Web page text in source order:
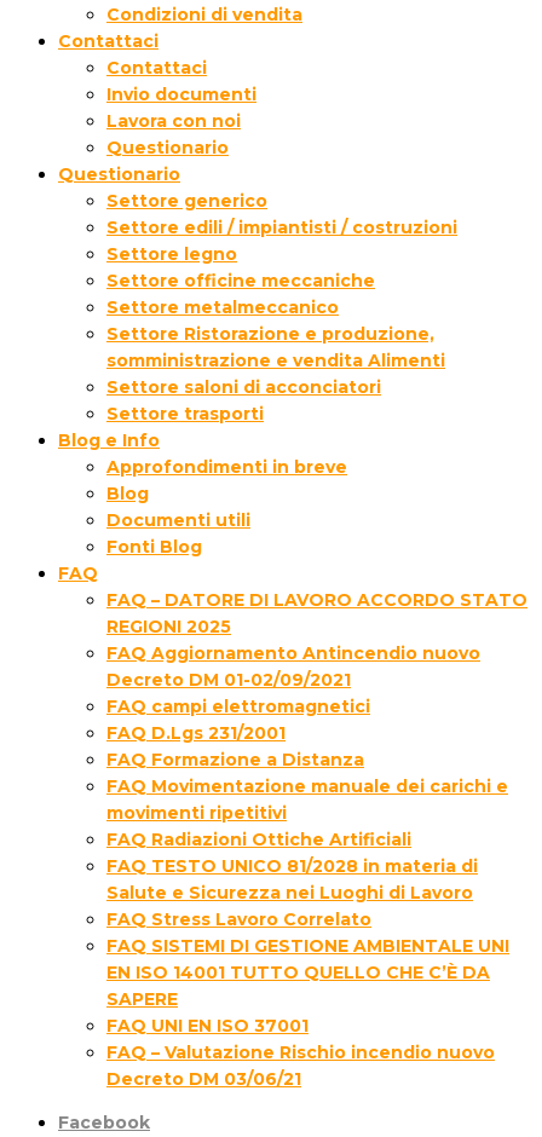
Condizioni di vendita
Contattaci
Contattaci
Invio documenti
Lavora con noi
Questionario
Questionario
Settore generico
Settore edili / impiantisti / costruzioni
Settore legno
Settore officine meccaniche
Settore metalmeccanico
Settore Ristorazione e produzione,
somministrazione e vendita Alimenti
Settore saloni di acconciatori
Settore trasporti
Blog e Info
Approfondimenti in breve
Blog
Documenti utili
Fonti Blog
FAQ
FAQ – DATORE DI LAVORO ACCORDO STATO
REGIONI 2025
FAQ Aggiornamento Antincendio nuovo
Decreto DM 01-02/09/2021
FAQ campi elettromagnetici
FAQ D.Lgs 231/2001
FAQ Formazione a Distanza
FAQ Movimentazione manuale dei carichi e
movimenti ripetitivi
FAQ Radiazioni Ottiche Artificiali
FAQ TESTO UNICO 81/2028 in materia di
Salute e Sicurezza nei Luoghi di Lavoro
FAQ Stress Lavoro Correlato
FAQ SISTEMI DI GESTIONE AMBIENTALE UNI
EN ISO 14001 TUTTO QUELLO CHE C’È DA
SAPERE
FAQ UNI EN ISO 37001
FAQ – Valutazione Rischio incendio nuovo
Decreto DM 03/06/21
Facebook